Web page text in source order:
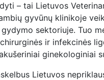
– tai Lietuvos
gyvūnų klinikoje
sektoriuje. Tuo
ir infekcinės
ginekologiniai
Lietuvos